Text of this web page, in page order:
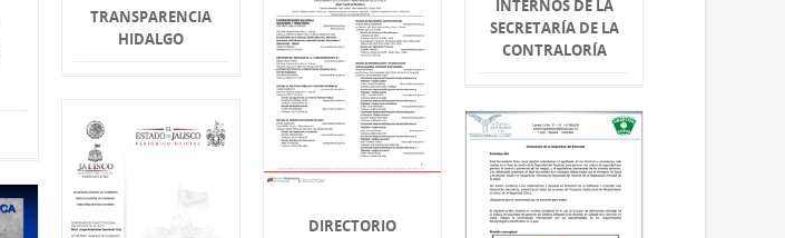
INTERNOS DE LA
SECRETARÍA DE LA
CONTRALORÍA
TRANSPARENCIA
HIDALGO
DIRECTORIO